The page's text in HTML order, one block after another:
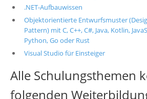
.NET-Aufbauwissen
Objektorientierte Entwurfsmuster
Pattern) mit C, C++, C#, Java, Kotlin,
Python, Go oder Rust
Visual Studio für Einsteiger
Alle Schulungsthemen
folgenden